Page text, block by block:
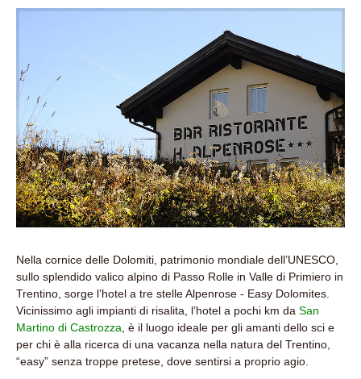
Nella cornice delle Dolomiti, patrimonio mondiale dell’UNESCO,
sullo splendido valico alpino di Passo Rolle in Valle di Primiero in
Trentino, sorge l’hotel a tre stelle Alpenrose - Easy Dolomites.
Vicinissimo agli impianti di risalita, l’hotel a pochi km da San
Martino di Castrozza , è il luogo ideale per gli amanti dello sci e
per chi è alla ricerca di una vacanza nella natura del Trentino,
“easy” senza troppe pretese, dove sentirsi a proprio agio.